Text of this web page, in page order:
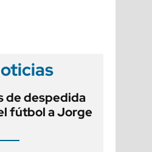
de despedida
fútbol a Jorge